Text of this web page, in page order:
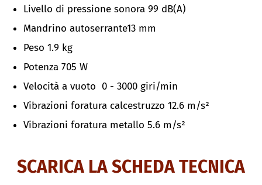
Livello di pressione sonora 99 dB(A)
Mandrino autoserrante13 mm
Peso 1.9 kg
Potenza 705 W
Velocità a vuoto 0 - 3000 giri/min
Vibrazioni foratura calcestruzzo 12.6 m/s²
Vibrazioni foratura metallo 5.6 m/s²
SCARICA LA SCHEDA TECNICA